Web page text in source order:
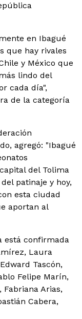
en Ibagué
que hay rivales
y México que
lindo del
cada día",
de la categoría
agregó: "Ibagué
del Tolima
patinaje y hoy,
esta ciudad
aportan al
está confirmada
Laura
Tascón,
Felipe Marín,
Arias,
Cabera,